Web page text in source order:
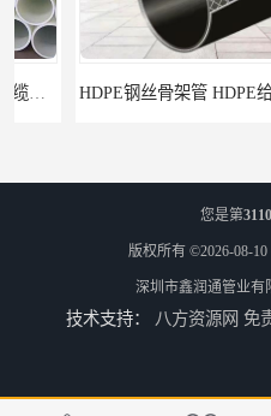
HDPE钢丝骨架管 HDPE给水管自来水管饮用水管
佛山Pe给水管电话 支持送货上门
您是第
版权所有 ©2026-08-10
深圳市鑫润通管业有
技术支持： 八方资源网 免